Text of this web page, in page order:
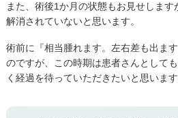
また、術後1か月の状態もお見せしま
解消されていないと思います。
術前に『相当腫れます。左右差も出ま
のですが、この時期は患者さんとして
く経過を待っていただきたいと思います